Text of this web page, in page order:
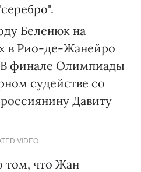
Беленюк на
в Рио-де-Жанейро
В финале Олимпиады
судействе со
Давиту
VIDEO
том, что Жан